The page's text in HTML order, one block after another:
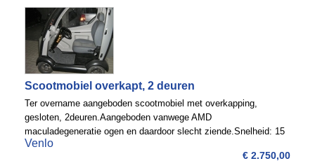
Scootmobiel overkapt, 2 deuren
Ter overname aangeboden scootmobiel met overkapping,
gesloten, 2deuren.Aangeboden vanwege AMD
maculadegeneratie ogen en daardoor slecht ziende.Snelheid: 15
KM. Per uur. Is afgesteld op 13 KM. Per uur.Dat is zo ongeveer
Venlo
€ 2.750,00